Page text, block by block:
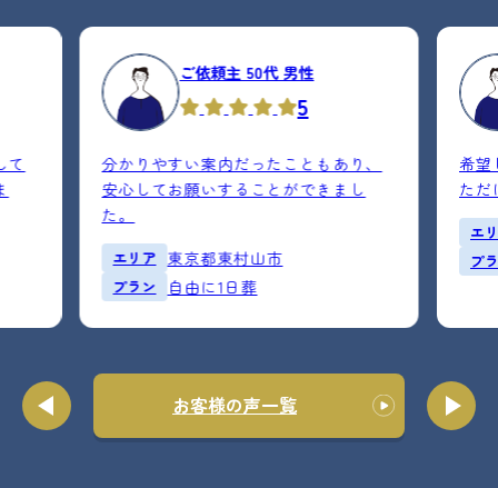
て
ご依頼主 50代 男性
5
分かりやすい案内だったこともあり、
安心してお願いすることができまし
た。
エリア 東京都東村山市
プラン 自由に1日葬
希望
ただ
エ
プ
お客様の声一覧